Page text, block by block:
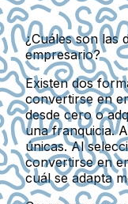
¿Cuáles son las
empresario?
Existen dos
convertirse en
desde cero o
una franquicia.
únicas. Al
convertirse en
cuál se adapta